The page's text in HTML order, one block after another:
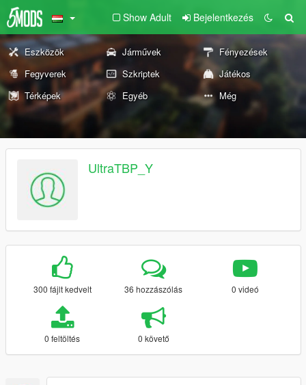
Show Adult Bejelentkezés
Eszközök Járművek
Fényezések
Fegyverek
Szkriptek
Játékos
Térképek
Egyéb Még
UltraTBP_Y
300 fájlt kedvelt 36 hozzászólás 0 videó
0 feltöltés 0 követő